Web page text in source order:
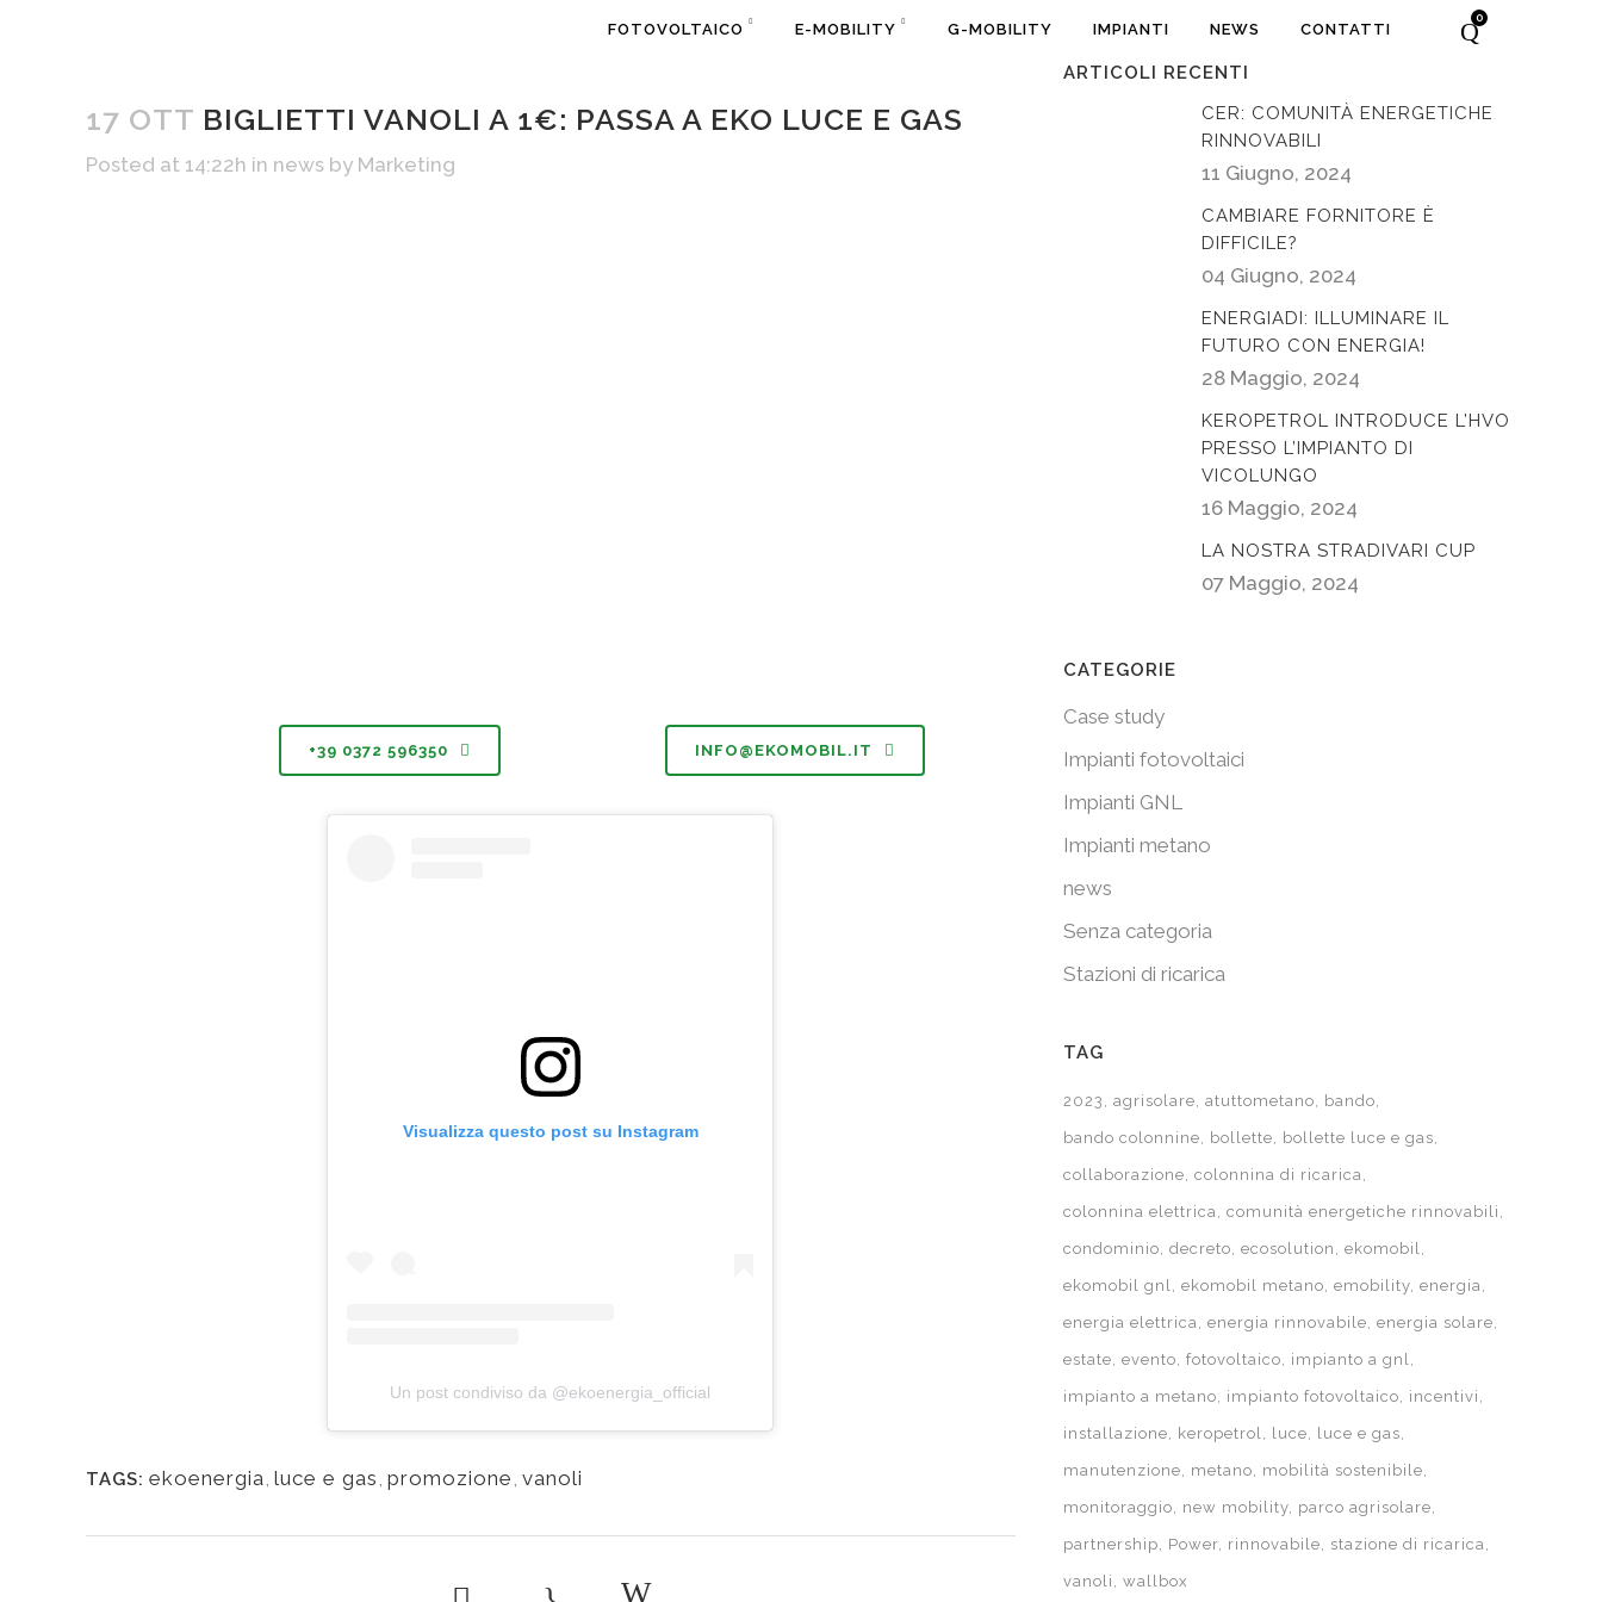
0
FOTOVOLTAICO E-MOBILITY G-MOBILITY IMPIANTI NEWS CONTATTI
17 OTT BIGLIETTI VANOLI A 1€: PASSA A EKO LUCE E GAS
Posted at 14:22h in news by Marketing
+39 0372 596350 INFO@EKOMOBIL.IT
Visualizza questo post su Instagram
Un post condiviso da @ekoenergia_official
TAGS: ekoenergia, luce e gas , promozione , vanoli
ARTICOLI RECENTI
CER: COMUNITÀ ENERGETICHE
RINNOVABILI
11 Giugno, 2024
CAMBIARE FORNITORE È
DIFFICILE?
04 Giugno, 2024
ENERGIADI: ILLUMINARE IL
FUTURO CON ENERGIA!
28 Maggio, 2024
KEROPETROL INTRODUCE L’HVO
PRESSO L’IMPIANTO DI
VICOLUNGO
16 Maggio, 2024
LA NOSTRA STRADIVARI CUP
07 Maggio, 2024
CATEGORIE
Case study
Impianti fotovoltaici
Impianti GNL
Impianti metano
news
Senza categoria
Stazioni di ricarica
TAG
2023 agrisolare atuttometano bando
bando colonnine bollette bollette luce e gas
collaborazione colonnina di ricarica
colonnina elettrica comunità energetiche rinnovabili
condominio decreto ecosolution ekomobil
ekomobil gnl ekomobil metano emobility energia
energia elettrica energia rinnovabile energia solare
estate evento fotovoltaico impianto a gnl
impianto a metano impianto fotovoltaico incentivi
installazione keropetrol luce luce e gas
manutenzione metano mobilità sostenibile
monitoraggio new mobility parco agrisolare
partnership Power rinnovabile stazione di ricarica
vanoli wallbox
Risparmia in bolletta
SEDE LEGALE
20123 Milano
UNISCITI AL CANALE UFFICIALE
UN BRAND DI
PRIVACY